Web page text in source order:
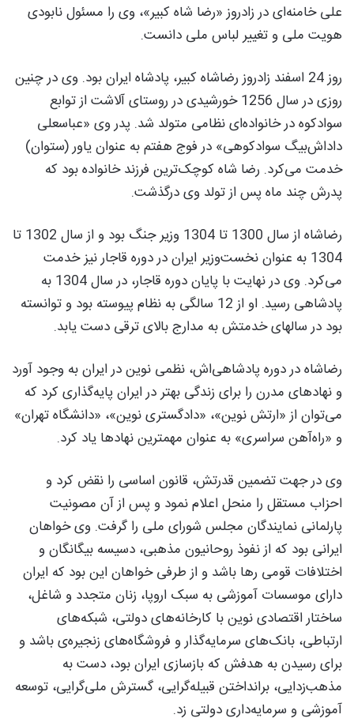
علی خامنه‌ای در زادروز «رضا شاه کبیر»، وی را مسئول نابودی
هویت ملی و تغییر لباس ملی دانست.
روز 24 اسفند زادروز رضاشاه کبیر، پادشاه ایران بود. وی در چنین
روزی در سال 1256 خورشیدی در روستای آلاشت از توابع
سوادکوه در خانواده‌ای نظامی متولد شد. پدر وی «عباسعلی
داداش‌بیگ سوادکوهی» در فوج هفتم به عنوان یاور (ستوان)
خدمت می‌کرد. رضا شاه کوچک‌ترین فرزند خانواده بود که
پدرش چند ماه پس از تولد وی درگذشت.
رضاشاه از سال 1300 تا 1304 وزیر جنگ بود و از سال 1302 تا
1304 به عنوان نخست‌وزیر ایران در دوره قاجار نیز خدمت
می‌کرد. وی در نهایت با پایان دوره قاجار، در سال 1304 به
پادشاهی رسید. او از 12 سالگی به نظام پیوسته بود و توانسته
بود در سالهای خدمتش به مدارج بالای ترقی دست یابد.
رضاشاه در دوره پادشاهی‌اش، نظمی نوین در ایران به وجود آورد
و نهادهای مدرن را برای زندگی بهتر در ایران پایه‌گذاری کرد که
می‌توان از «ارتش نوین»، «دادگستری نوین»، «دانشگاه تهران»
و «راه‌آهن سراسری» به عنوان مهمترین نهادها یاد کرد.
وی در جهت تضمین قدرتش، قانون اساسی را نقض کرد و
احزاب مستقل را منحل اعلام نمود و پس از آن مصونیت
پارلمانی نمایندگان مجلس شورای ملی را گرفت. وی خواهان
ایرانی بود که از نفوذ روحانیون مذهبی، دسیسه بیگانگان و
اختلافات قومی رها باشد و از طرفی خواهان این بود که ایران
دارای موسسات آموزشی به سبک اروپا، زنان متجدد و شاغل،
ساختار اقتصادی نوین با کارخانه‌های دولتی، شبکه‌های
ارتباطی، بانک‌های سرمایه‌گذار و فروشگاه‌های زنجیره‌ی باشد و
برای رسیدن به هدفش که بازسازی ایران بود، دست به
مذهب‌زدایی، برانداختن قبیله‌گرایی، گسترش ملی‌گرایی، توسعه
آموزشی و سرمایه‌داری دولتی زد.